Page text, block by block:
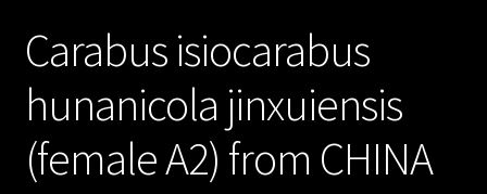
Carabus isiocarabus
hunanicola jinxuiensis
(female A2) from CHINA